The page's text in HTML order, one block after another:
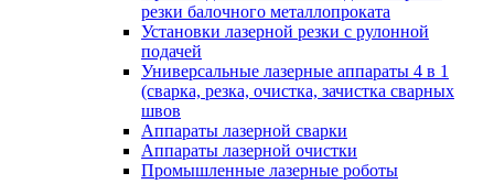
резки балочного металлопроката
Установки лазерной резки с рулонной
подачей
Универсальные лазерные аппараты 4 в 1
(сварка, резка, очистка, зачистка сварных
швов
Аппараты лазерной сварки
Аппараты лазерной очистки
Промышленные лазерные роботы